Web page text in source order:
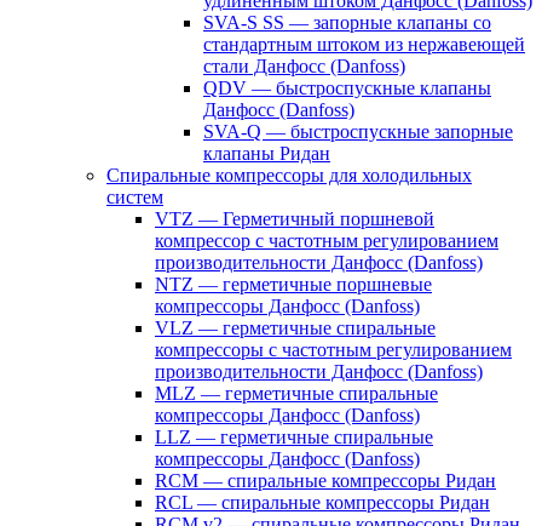
SVA-S SS — запорные клапаны со
стандартным штоком из нержавеющей
стали Данфосс (Danfoss)
QDV — быстроспускные клапаны
Данфосс (Danfoss)
SVA-Q — быстроспускные запорные
клапаны Ридан
Спиральные компрессоры для холодильных
систем
VTZ — Герметичный поршневой
компрессор с частотным регулированием
производительности Данфосс (Danfoss)
NTZ — герметичные поршневые
компрессоры Данфосс (Danfoss)
VLZ — герметичные спиральные
компрессоры с частотным регулированием
производительности Данфосс (Danfoss)
MLZ — герметичные спиральные
компрессоры Данфосс (Danfoss)
LLZ — герметичные спиральные
компрессоры Данфосс (Danfoss)
RCM — спиральные компрессоры Ридан
RCL — спиральные компрессоры Ридан